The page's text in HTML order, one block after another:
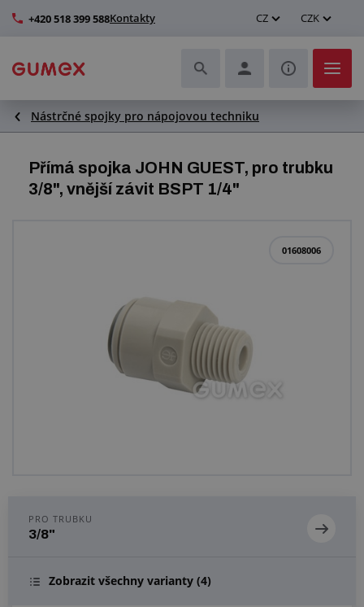
+420 518 399 588Kontakty CZ CZK
Hadice a jejich kompletace
Profily a výroba těsnění
Další pryžové a plastové výrobky
Nástrčné spojky pro nápojovou techniku
Přímá spojka JOHN GUEST, pro trubku
3/8", vnější závit BSPT 1/4"
01608006
PRO TRUBKU
3/8"
Zobrazit všechny varianty (4)